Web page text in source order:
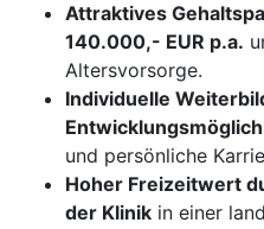
Attraktives
140.000,- EUR p.a.
Altersvorsorge.
Individuelle
und persönliche
Hoher Freizeitwert
der Klinik in einer